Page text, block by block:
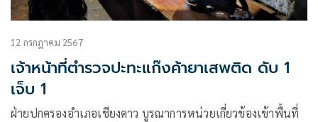
12 กรกฎาคม 2567
เจ้าหน้าที่ตำรวจปะทะแก๊งค้ายาเสพติด ดับ 1
เจ็บ 1
ฝ่ายปกครองอำเภอเชียงดาว บูรณาการหน่วยเกี่ยวข้องเข้าพื้นที่